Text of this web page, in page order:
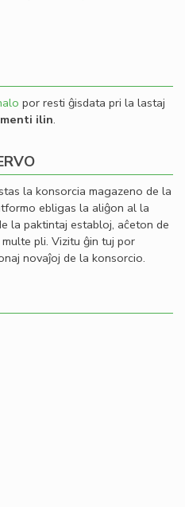
por resti ĝisdata pri la lastaj
ilin.
la konsorcia magazeno de la
ebligas la aliĝon al la
la paktintaj establoj, aĉeton de
pli. Vizitu ĝin tuj por
novaĵoj de la konsorcio.